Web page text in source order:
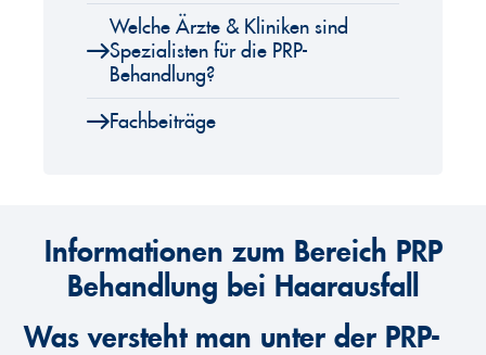
Welche Ärzte & Kliniken sind
Spezialisten für die PRP-
Behandlung?
Fachbeiträge
Informationen zum Bereich PRP
Behandlung bei Haarausfall
Was versteht man unter der PRP-